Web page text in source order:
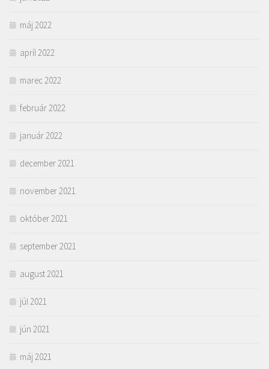
máj 2022
apríl 2022
marec 2022
február 2022
január 2022
december 2021
november 2021
október 2021
september 2021
august 2021
júl 2021
jún 2021
máj 2021